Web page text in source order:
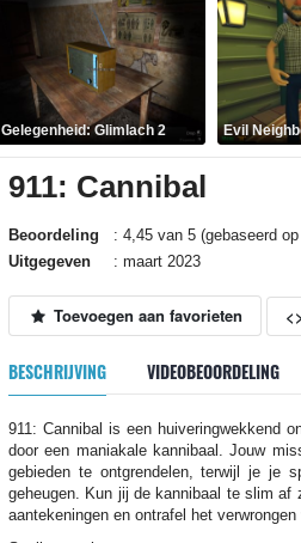
Gelegenheid: Glimlach 2 Evil
911: Cannibal
Beoordeling
: 4,45 van 5 (gebaseerd
Uitgegeven
: maart 2023
Toevoegen aan favorieten
BESCHRIJVING VIDEOBEOORDELING
911: Cannibal is een huiveringwekkend
door een maniakale kannibaal. Jouw
gebieden te ontgrendelen, terwijl je je
geheugen. Kun jij de kannibaal te slim af
aantekeningen en ontrafel het